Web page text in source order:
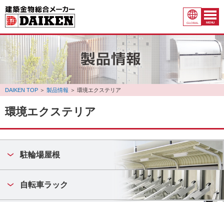
GLOBAL MENU
DAIKEN TOP ＞ 製品情報 ＞ 環境エクステリア
環境エクステリア
駐輪場屋根
自転車ラック